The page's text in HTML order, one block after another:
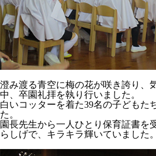
澄み渡る青空に梅の花が咲き誇り、
中、卒園礼拝を執り行いました。
白いコッターを着た39名の子どもた
た。
園長先生から一人ひとり保育証書を
らしげで、キラキラ輝いていました。